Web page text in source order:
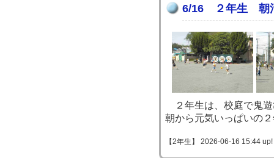
6/16 ２年生 朝
２年生は、校庭で鬼遊
朝から元気いっぱいの
【2年生】 2026-06-16 15:44 up!